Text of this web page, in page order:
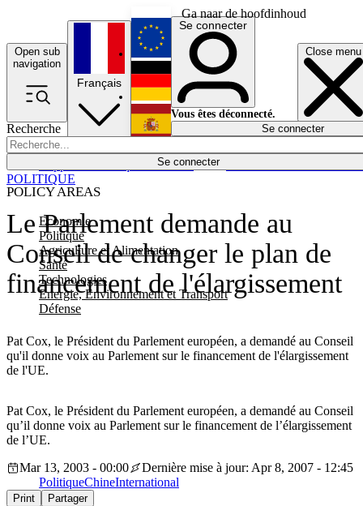
Ga naar de hoofdinhoud
Open sub
navigation
Close menu
Recherche
Se connecter
POLICY AREAS
Economie
Politique
Agriculture et Alimentation
Santé
Technologies
Energie, Environnement et Transport
Défense
Économie
Français
English
Deutsch
Español
Se connecter
Vous êtes déconnecté.
Se connecter
Le Parlement demande au
Conseil de changer le plan de
financement de l'élargissement
Pat Cox, le Président du Parlement européen, a demandé au Conseil
qu'il donne voix au Parlement sur le financement de l'élargissement
de l'UE.
POLITIQUE
Pat Cox, le Président du Parlement européen, a demandé au Conseil
qu’il donne voix au Parlement sur le financement de l’élargissement
de l’UE.
Mar 13, 2003 - 00:00
Dernière mise à jour: Apr 8, 2007 - 12:45
PolitiqueChineInternational
Print Partager